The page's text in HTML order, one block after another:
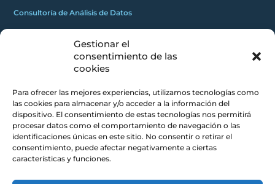
Gestionar el
consentimiento de las
cookies
Para ofrecer las mejores experiencias, utilizamos tecnologías como
las cookies para almacenar y/o acceder a la información del
dispositivo. El consentimiento de estas tecnologías nos permitirá
procesar datos como el comportamiento de navegación o las
identificaciones únicas en este sitio. No consentir o retirar el
consentimiento, puede afectar negativamente a ciertas
características y funciones.
Consultoría de Análisis de Datos
GRATUITOS
Mini curso gratuito
CONCEPTOS CLAROS
Blog